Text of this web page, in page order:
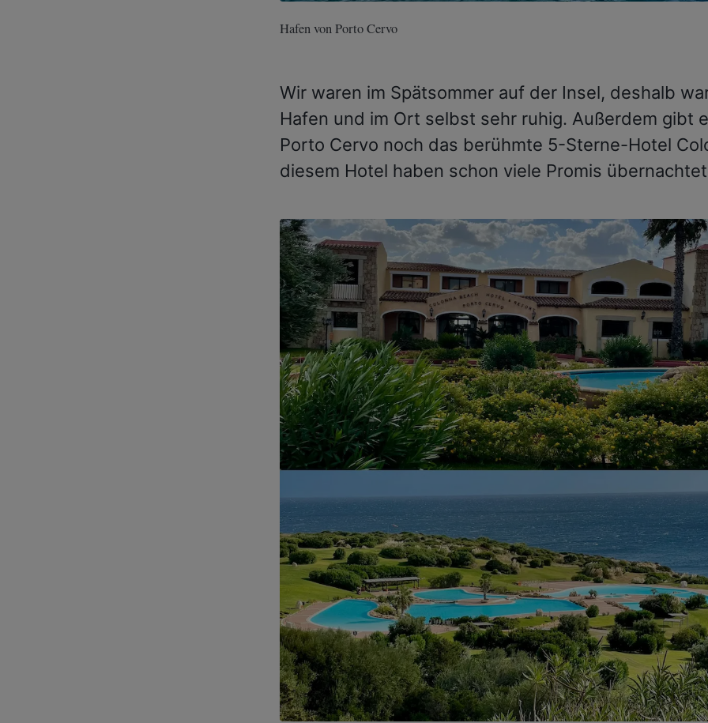
Hafen von Porto Cervo
Wir waren im Spätsommer auf der Insel, deshalb
Hafen und im Ort selbst sehr ruhig. Außerdem gibt
Porto Cervo noch das berühmte 5-Sterne-Hotel
diesem Hotel haben schon viele Promis